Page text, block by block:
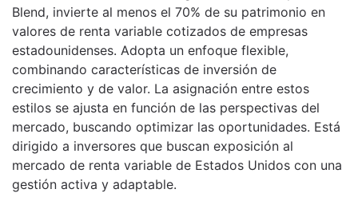
Blend, invierte al menos el 70% de su patrimonio en
valores de renta variable cotizados de empresas
estadounidenses. Adopta un enfoque flexible,
combinando características de inversión de
crecimiento y de valor. La asignación entre estos
estilos se ajusta en función de las perspectivas del
mercado, buscando optimizar las oportunidades. Está
dirigido a inversores que buscan exposición al
mercado de renta variable de Estados Unidos con una
gestión activa y adaptable.